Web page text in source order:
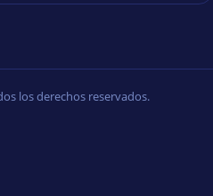
los derechos reservados.